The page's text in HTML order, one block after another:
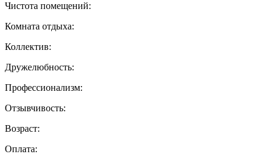
Чистота помещений:
Комната отдыха:
Коллектив:
Дружелюбность:
Профессионализм:
Отзывчивость:
Возраст:
Оплата: